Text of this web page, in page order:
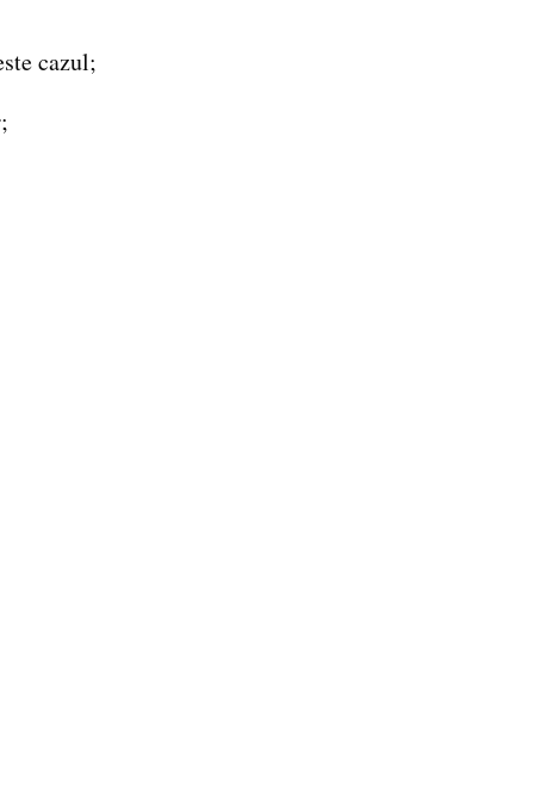
cazul;